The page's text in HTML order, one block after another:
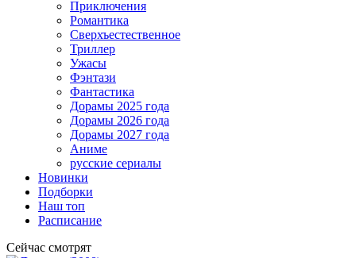
Приключения
Романтика
Сверхъестественное
Триллер
Ужасы
Фэнтази
Фантастика
Дорамы 2025 года
Дорамы 2026 года
Дорамы 2027 года
Аниме
русские сериалы
Новинки
Подборки
Наш топ
Расписание
Сейчас смотрят